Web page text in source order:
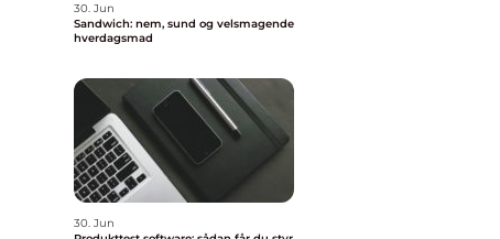
30. Jun
Sandwich: nem, sund og velsmagende
hverdagsmad
30. Jun